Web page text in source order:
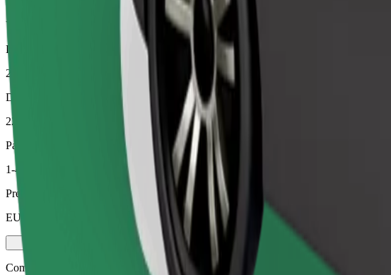
Viajes fiables en coches estándar de tamaño medio.
Duración estimada del viaje
25 min
Distancia estimada
22,2 km
Pasajeros
1-4
Precio estimado
EUR 28,90
Comfort